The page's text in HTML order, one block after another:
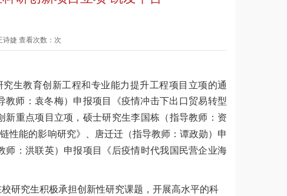
婕 查看次数：次
究生教育创新工程和专业能力提升工程项目立项的通
教师：袁冬梅）申报项目《疫情冲击下出口贸易转型
新重点项目立项，硕士研究生李国栋（指导教师： 资
性能的影响研究》 唐迁迁（指导教师： 谭政勋）申
师： 洪联英）申报项目《后疫情时代我国民营企业海
研究生积极承担创新性研究课题，开展高水平的科